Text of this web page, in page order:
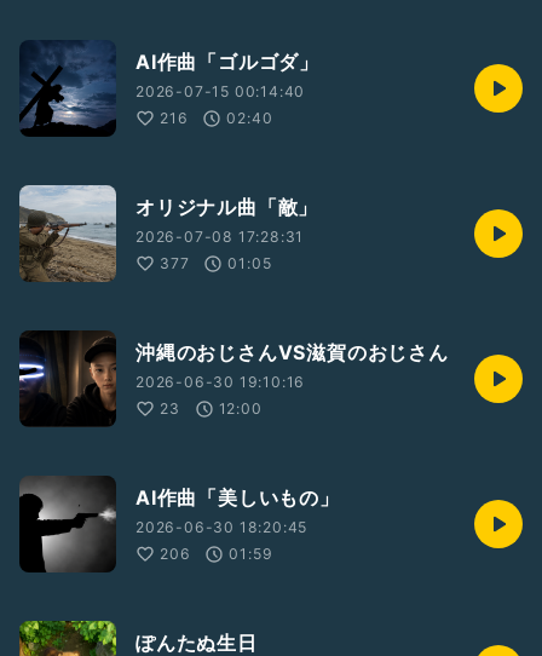
AI作曲「ゴルゴダ」
2026-07-15 00:14:40
216
02:40
オリジナル曲「敵」
2026-07-08 17:28:31
377
01:05
沖縄のおじさんVS滋賀のおじさん
2026-06-30 19:10:16
23
12:00
AI作曲「美しいもの」
2026-06-30 18:20:45
206
01:59
ぽんたぬ生日